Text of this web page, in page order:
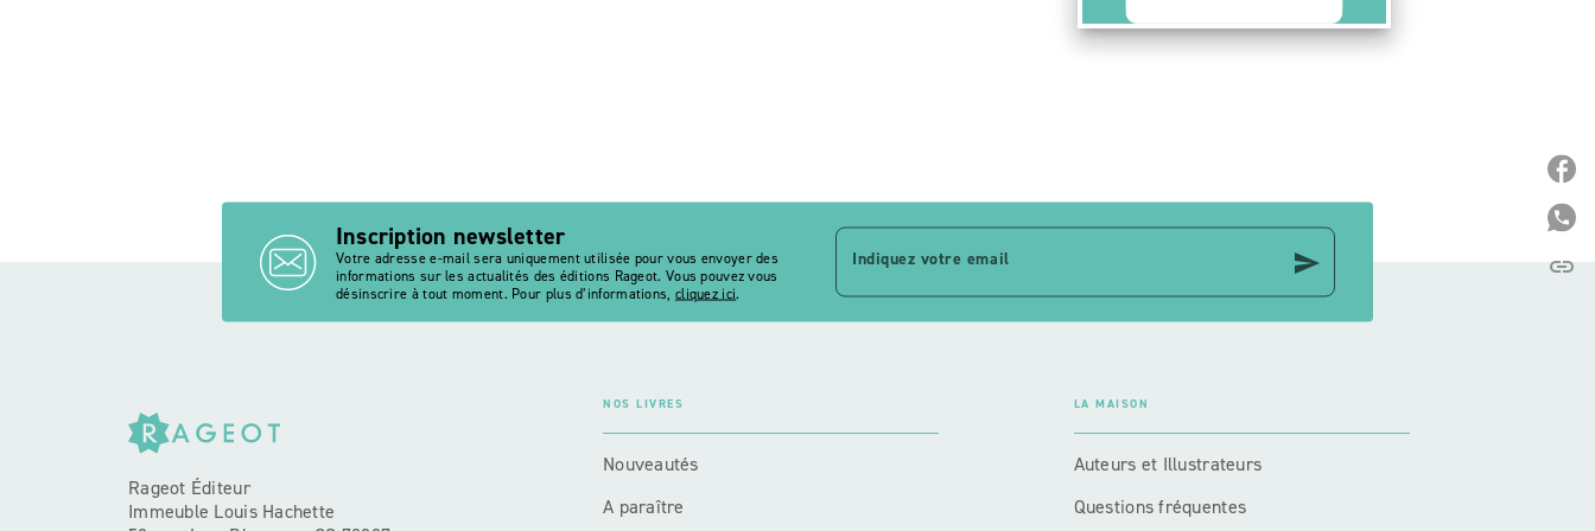
link
Inscription newsletter
Votre adresse e-mail sera uniquement utilisée pour vous envoyer des
informations sur les actualités des éditions Rageot. Vous pouvez vous
désinscrire à tout moment. Pour plus d’informations, cliquez ici.
Indiquez votre email send
Rageot Éditeur
Immeuble Louis Hachette
NOS LIVRES
Nouveautés
A paraître
LA MAISON
Auteurs et Illustrateurs
Questions fréquentes